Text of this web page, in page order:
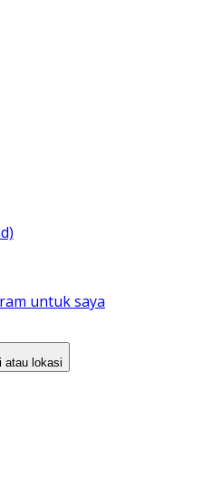
untuk saya
atau lokasi